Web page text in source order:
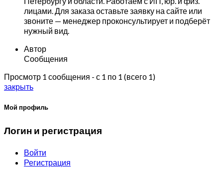
лицами. Для заказа оставьте заявку на сайте или
звоните — менеджер проконсультирует и подберёт
нужный вид.
Автор
Сообщения
Просмотр 1 сообщения - с 1 по 1 (всего 1)
закрыть
Мой профиль
Логин и регистрация
Войти
Регистрация